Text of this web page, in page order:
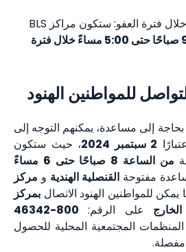
مواعيد عمل مراكز BLS خلال فترة العفو: ستكون مراكز BLS
من الساعة 9:00 صباحًا حتى 5:00 مساءً خلال فترة
للمواطنين الهنود
بحاجة إلى مساعدة، يمكنهم التوجه إلى
2 سبتمبر 2024
، حيث ستكون
من الساعة 8 صباحًا حتى 6 مساءً
مفتوحة القنصلية الهندية و مركز
للمواطنين الهنود الاتصال بمركز
على الرقم:
800-46342
المجتمعية المحلية للحصول